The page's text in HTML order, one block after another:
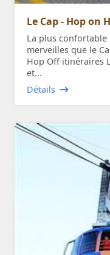
Le Cap - Hop on
La plus confortable
merveilles que le
Hop Off itinéraires
et...
Détails